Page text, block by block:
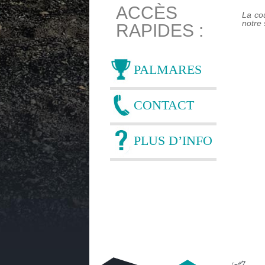
ACCÈS
RAPIDES :
PALMARES
CONTACT
PLUS D’INFO
La
notre